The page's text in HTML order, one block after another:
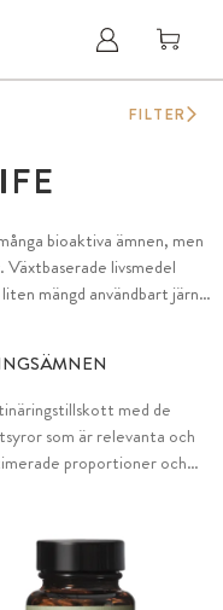
bioaktiva ämnen, men
Växtbaserade livsmedel
mängd användbart järn
många dietister och
med de
som är relevanta och
proportioner och
Bioactive) och ett
All in One, med hela
i en matris av
FILTER